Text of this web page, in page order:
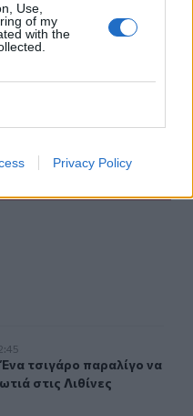
Use,
of my
with the
Privacy Policy
πριν από τον ΟΦΗ
για δεύτερη φορά έγινε
να βάλει φωτιά στις
Ένα τσιγάρο παραλίγο να
τσιγάρο παραλίγο να
στις Λιθίνες